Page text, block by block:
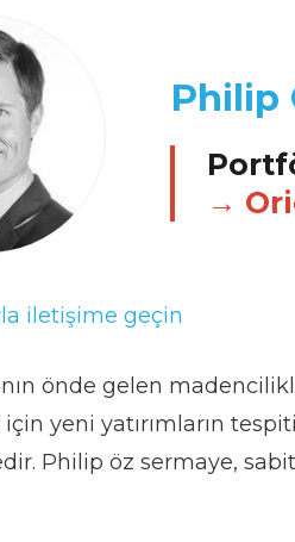
Philip
iletişime geçin
önde gelen
yeni yatırımların
Philip öz sermaye,